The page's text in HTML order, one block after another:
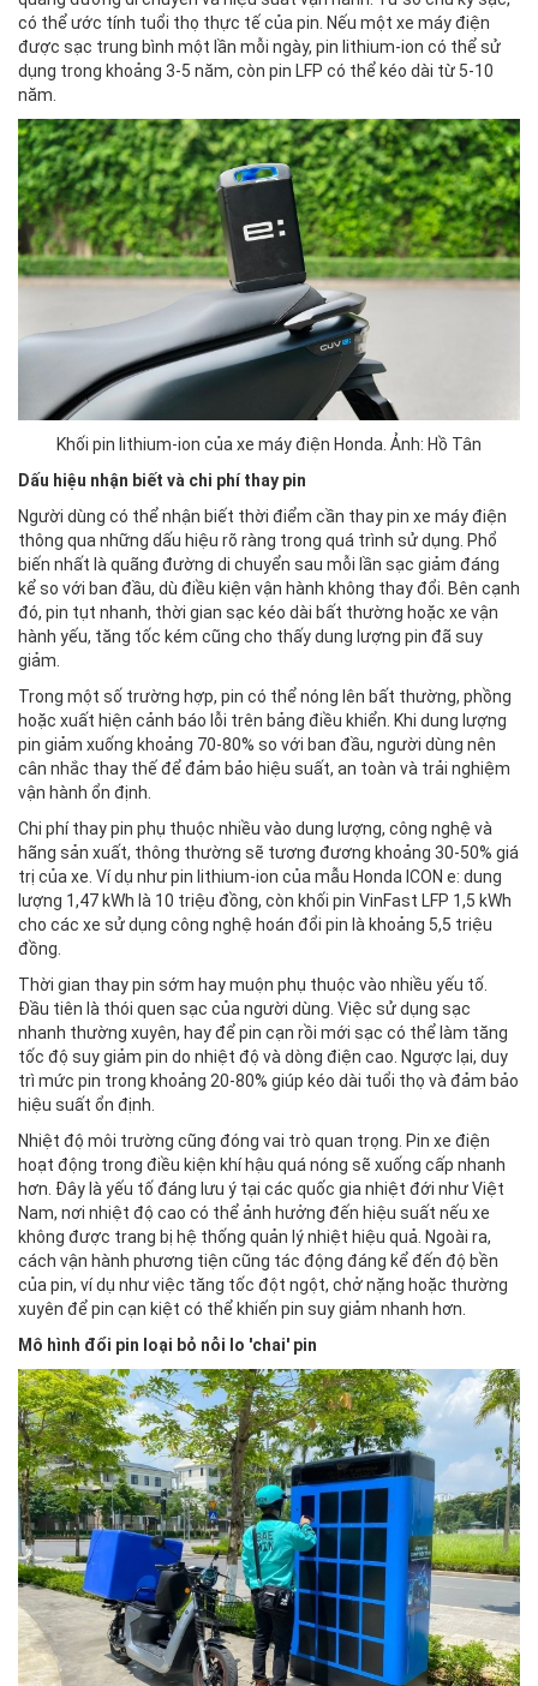
có thể ước tính tuổi thọ thực tế của pin. Nếu một xe máy điện
được sạc trung bình một lần mỗi ngày, pin lithium-ion có thể sử
dụng trong khoảng 3-5 năm, còn pin LFP có thể kéo dài từ 5-10
năm.
Khối pin lithium-ion của xe máy điện Honda. Ảnh: Hồ Tân
Dấu hiệu nhận biết và chi phí thay pin
Người dùng có thể nhận biết thời điểm cần thay pin xe máy điện
thông qua những dấu hiệu rõ ràng trong quá trình sử dụng. Phổ
biến nhất là quãng đường di chuyển sau mỗi lần sạc giảm đáng
kể so với ban đầu, dù điều kiện vận hành không thay đổi. Bên cạnh
đó, pin tụt nhanh, thời gian sạc kéo dài bất thường hoặc xe vận
hành yếu, tăng tốc kém cũng cho thấy dung lượng pin đã suy
giảm.
Trong một số trường hợp, pin có thể nóng lên bất thường, phồng
hoặc xuất hiện cảnh báo lỗi trên bảng điều khiển. Khi dung lượng
pin giảm xuống khoảng 70-80% so với ban đầu, người dùng nên
cân nhắc thay thế để đảm bảo hiệu suất, an toàn và trải nghiệm
vận hành ổn định.
Chi phí thay pin phụ thuộc nhiều vào dung lượng, công nghệ và
hãng sản xuất, thông thường sẽ tương đương khoảng 30-50% giá
trị của xe. Ví dụ như pin lithium-ion của mẫu Honda ICON e: dung
lượng 1,47 kWh là 10 triệu đồng, còn khối pin VinFast LFP 1,5 kWh
cho các xe sử dụng công nghệ hoán đổi pin là khoảng 5,5 triệu
đồng.
Thời gian thay pin sớm hay muộn phụ thuộc vào nhiều yếu tố.
Đầu tiên là thói quen sạc của người dùng. Việc sử dụng sạc
nhanh thường xuyên, hay để pin cạn rồi mới sạc có thể làm tăng
tốc độ suy giảm pin do nhiệt độ và dòng điện cao. Ngược lại, duy
trì mức pin trong khoảng 20-80% giúp kéo dài tuổi thọ và đảm bảo
hiệu suất ổn định.
Nhiệt độ môi trường cũng đóng vai trò quan trọng. Pin xe điện
hoạt động trong điều kiện khí hậu quá nóng sẽ xuống cấp nhanh
hơn. Đây là yếu tố đáng lưu ý tại các quốc gia nhiệt đới như Việt
Nam, nơi nhiệt độ cao có thể ảnh hưởng đến hiệu suất nếu xe
không được trang bị hệ thống quản lý nhiệt hiệu quả. Ngoài ra,
cách vận hành phương tiện cũng tác động đáng kể đến độ bền
của pin, ví dụ như việc tăng tốc đột ngột, chở nặng hoặc thường
xuyên để pin cạn kiệt có thể khiến pin suy giảm nhanh hơn.
Mô hình đổi pin loại bỏ nỗi lo 'chai' pin